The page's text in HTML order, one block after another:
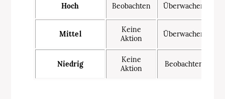
Hoch Beobachten Überwachen
Mittel
Keine
Aktion
Überwachen
Niedrig
Keine
Aktion
Beobachten